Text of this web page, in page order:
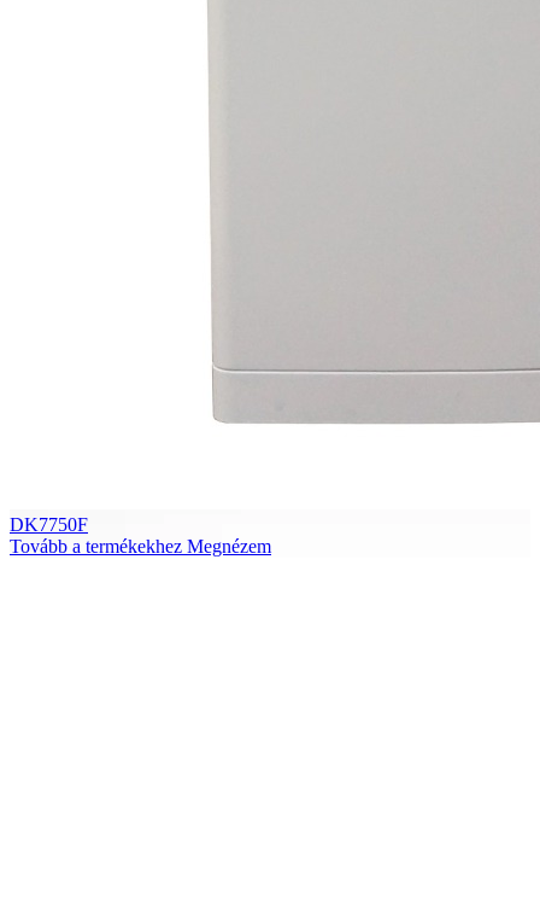
DK7750F
Tovább a termékekhez Megnézem